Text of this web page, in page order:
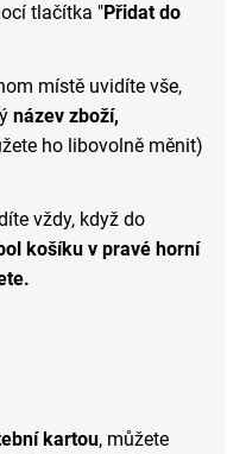
tlačítka "Přidat do
místě uvidíte vše,
název zboží,
ho libovolně měnit)
vždy, když do
košíku v pravé horní
kartou, můžete